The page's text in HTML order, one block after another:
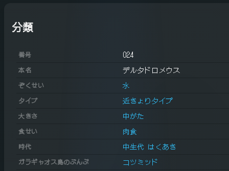
分類
番号 024
本名 デルタドロメウス
ぞくせい 水
タイプ 近きょりタイプ
大きさ 中がた
食せい 肉食
時代 中生代 はくあき
ガラギャオス島のぶんぷ コツミッド